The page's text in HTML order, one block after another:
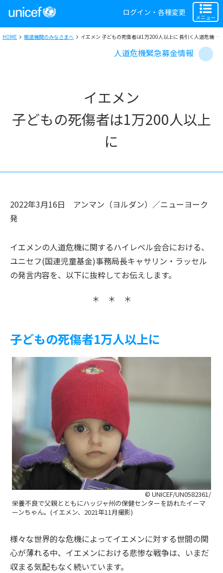
ログイン・各種変更
メニュー
HOME 報道機関のみなさまへ イエメン 子どもの死傷者は1万200人以上に 長引く人道危機とユニセフの活動内容
人道危機緊急募金情報
イエメン
子どもの死傷者は1万200人以上
に
2022年3月16日
アンマン（ヨルダン）／ニューヨーク
発
イエメンの人道危機に関するハイレベル会合における、
ユニセフ(国連児童基金)事務局長キャサリン・ラッセル
の発言内容を、以下に抜粋してお伝えします。
＊ ＊ ＊
子どもの死傷者1万人以上に
© UNICEF/UN0582361/
栄養不良で父親とともにハッジャ州の保健センターを訪れたイーマ
ーンちゃん。(イエメン、2021年11月撮影)
様々な世界的な危機によってイエメンに対する世間の関
心が薄れる中、イエメンにおける悲惨な戦争は、いまだ
収まる気配もなく続いています。